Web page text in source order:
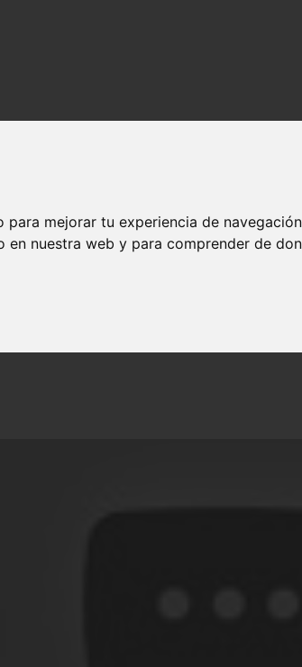
mejorar tu experiencia de
nuestra web y para comprender de